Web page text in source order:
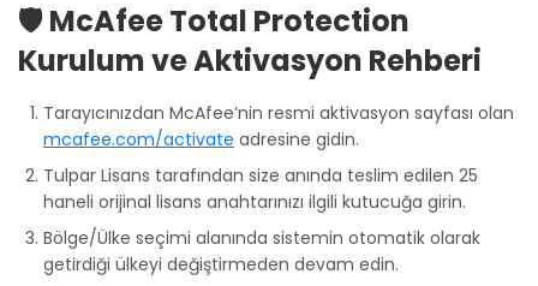
🛡️ McAfee Total Protection
Kurulum ve Aktivasyon Rehberi
Tarayıcınızdan McAfee’nin resmi aktivasyon sayfası olan
mcafee.com/activate adresine gidin.
Tulpar Lisans tarafından size anında teslim edilen 25
haneli orijinal lisans anahtarınızı ilgili kutucuğa girin.
Bölge/Ülke seçimi alanında sistemin otomatik olarak
getirdiği ülkeyi değiştirmeden devam edin.